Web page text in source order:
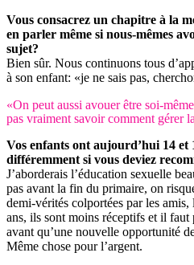
Vous consacrez un chapitre à la
en parler même si nous-mêmes
sujet?
Bien sûr. Nous continuons tous
à son enfant: «je ne sais pas,
«On peut aussi avouer être soi-
pas vraiment savoir comment gérer
Vos enfants ont aujourd’hui 14 et
différemment si vous deviez
J’aborderais l’éducation sexuelle
pas avant la fin du primaire, on
demi-vérités colportées par les
ans, ils sont moins réceptifs et il faut
avant qu’une nouvelle opportunité
Même chose pour l’argent.